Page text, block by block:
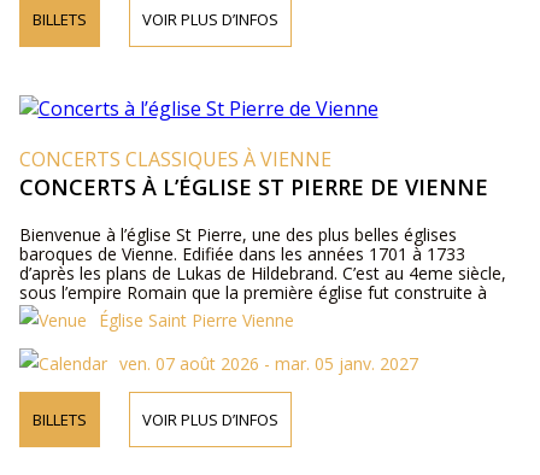
BILLETS VOIR PLUS D’INFOS
CONCERTS CLASSIQUES À VIENNE
CONCERTS À L’ÉGLISE ST PIERRE DE VIENNE
Bienvenue à l’église St Pierre, une des plus belles églises
baroques de Vienne. Edifiée dans les années 1701 à 1733
d’après les plans de Lukas de Hildebrand. C’est au 4eme siècle,
sous l’empire Romain que la première église fut construite à
Vindobona, appelée aujourd’hui Vienne. C’est ici qu’est célébré
ce culte depuis ce jour.
Église Saint Pierre Vienne
ven. 07 août 2026 - mar. 05 janv. 2027
BILLETS VOIR PLUS D’INFOS